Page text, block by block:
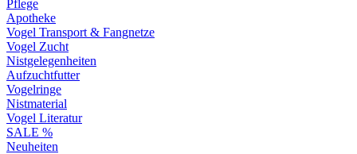
Pflege
Apotheke
Vogel Transport & Fangnetze
Vogel Zucht
Nistgelegenheiten
Aufzuchtfutter
Vogelringe
Nistmaterial
Vogel Literatur
SALE %
Neuheiten